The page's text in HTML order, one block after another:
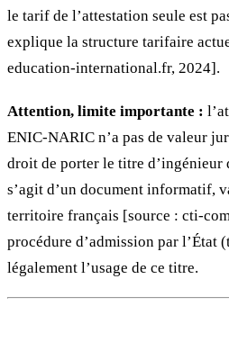
le tarif de l’attestation seule est
explique la structure tarifaire
education-international.fr, 2024].
Attention, limite importante :
ENIC-NARIC n’a pas de valeur
droit de porter le titre d’ingénieur
s’agit d’un document informatif,
territoire français [source : cti-
procédure d’admission par l’État
légalement l’usage de ce titre.